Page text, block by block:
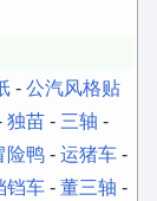
- 公汽风格贴
独苗 - 三轴 -
险鸭 - 运猪车 -
铛车 - 董三轴 -